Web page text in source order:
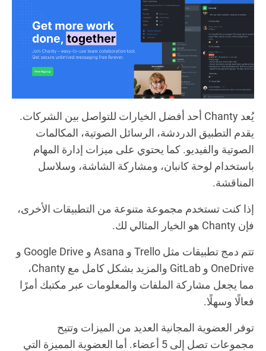
يُعد Chanty أحد أفضل الخيارات للتواصل بين الشركات.
يقدم التطبيق الدردشة، الرسائل الصوتية، المكالمات
الصوتية والفيديو. كما يحتوي على ميزات إدارة المهام
باستخدام لوحة كانبان، ومشاركة الشاشة، وسلاسل
المناقشة.
إذا كنت تستخدم مجموعة متنوعة من التطبيقات الأخرى،
فإن Chanty هو الخيار المثالي لك.
تتم دمج تطبيقات مثل Trello و Asana و Google Drive و
OneDrive و GitLab والمزيد بشكل كامل مع Chanty،
مما يجعل مشاركة الملفات والمعلومات عبر مكتبك أمرًا
فعالًا وسهلًا.
توفر العضوية المجانية العديد من الميزات وتتيح
مجموعات تصل إلى 5 أعضاء. أما العضوية المميزة التي